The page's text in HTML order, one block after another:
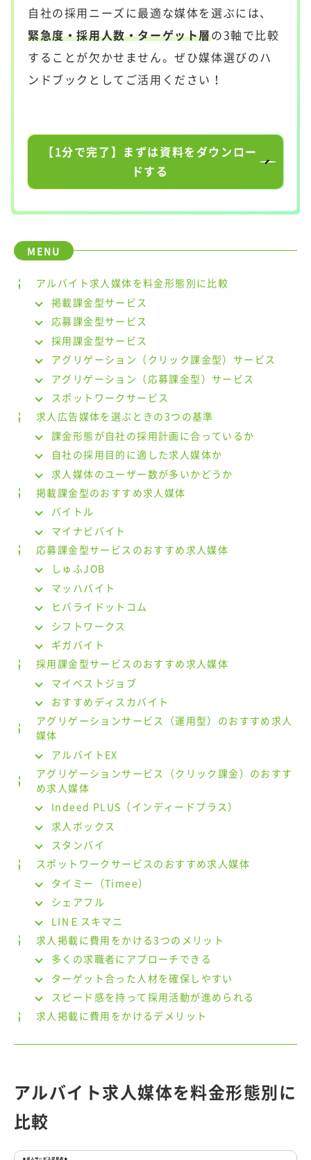
自社の採用ニーズに最適な媒体を選ぶには、
緊急度・採用人数・ターゲット層の3軸で比較
することが欠かせません。ぜひ媒体選びのハ
ンドブックとしてご活用ください！
【1分で完了】まずは資料をダウンロー
ドする
アルバイト求人媒体を料金形態別に比較
掲載課金型サービス
応募課金型サービス
採用課金型サービス
アグリゲーション（クリック課金型）サービス
アグリゲーション（応募課金型）サービス
スポットワークサービス
求人広告媒体を選ぶときの3つの基準
課金形態が自社の採用計画に合っているか
自社の採用目的に適した求人媒体か
求人媒体のユーザー数が多いかどうか
掲載課金型のおすすめ求人媒体
バイトル
マイナビバイト
応募課金型サービスのおすすめ求人媒体
しゅふJOB
マッハバイト
ヒバライドットコム
シフトワークス
ギガバイト
採用課金型サービスのおすすめ求人媒体
マイベストジョブ
おすすめディスカバイト
アグリゲーションサービス（運用型）のおすすめ求人
媒体
アルバイトEX
アグリゲーションサービス（クリック課金）のおすす
め求人媒体
Indeed PLUS（インディードプラス）
求人ボックス
スタンバイ
スポットワークサービスのおすすめ求人媒体
タイミー（Timee）
シェアフル
LINＥスキマニ
求人掲載に費用をかける3つのメリット
多くの求職者にアプローチできる
ターゲット合った人材を確保しやすい
スピード感を持って採用活動が進められる
求人掲載に費用をかけるデメリット
アルバイト求人媒体を料金形態別に
比較